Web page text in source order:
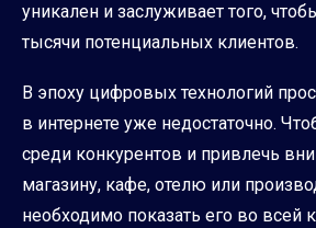
уникален и заслуживает того,
тысячи потенциальных клиентов.
В эпоху цифровых технологий
в интернете уже недостаточно.
среди конкурентов и привлечь
магазину, кафе, отелю или
необходимо показать его во всей